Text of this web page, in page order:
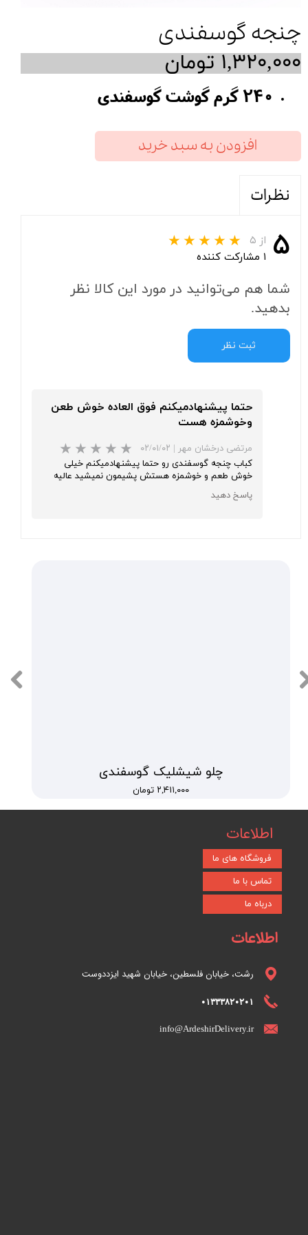
چنجه گوسفندی
۱,۳۲۰,۰۰۰ تومان
240 گرم گوشت گوسفندی
افزودن به سبد خرید
نظرات
۵ از ۵
★
۱ مشارکت کننده
شما هم می‌توانید در مورد این کالا نظر
بدهید.
ثبت نظر
حتما پیشنهادمیکنم فوق العاده خوش طعن
وخوشمزه هست
مرتضی درخشان مهر ۰۲/۰۱/۰۲
★★★ ★★
کباب چنجه گوسفندی رو حتما پیشنهادمیکنم خیلی
خوش طعم و خوشمزه هستش پشیمون نمیشید عالیه
پاسخ دهید
چلو شیشلیک گوسفندی
۲,۴۱۱,۰۰۰ تومان
فروشگاه های ما
تماس با ما
درباه ما
اطلاعات
اطلاعات
رشت، خیابان فلسطین، خیابان شهید ایزددوست
01333820201
info@ArdeshirDelivery.ir